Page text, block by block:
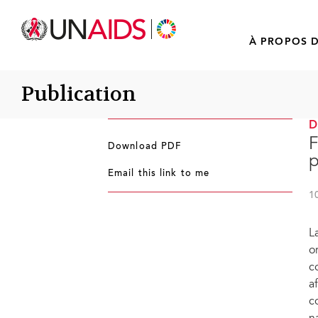
À PROPOS
Publication
Download PDF
Email this link to me